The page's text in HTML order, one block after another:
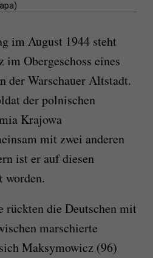
im August 1944 steht
im Obergeschoss eines
der Warschauer Altstadt.
der polnischen
Krajowa
mit zwei anderen
ist er auf diesen
worden.
rückten die Deutschen mit
marschierte
Maksymowicz (96)